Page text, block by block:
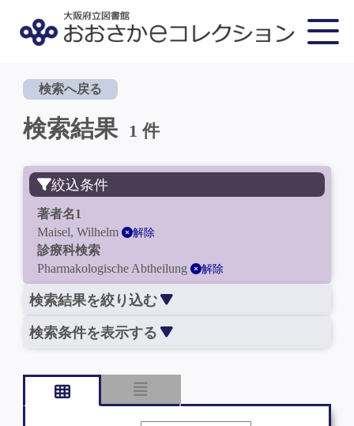
検索へ戻る
検索結果 1 件
絞込条件
著者名1
Maisel, Wilhelm
解除
診療科検索
Pharmakologische Abtheilung
解除
検索結果を絞り込む
検索条件を表示する